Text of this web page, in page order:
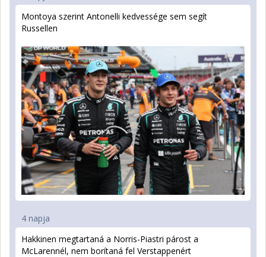
Montoya szerint Antonelli kedvessége sem segít
Russellen
4 napja
Hakkinen megtartaná a Norris-Piastri párost a
McLarennél, nem borítaná fel Verstappenért